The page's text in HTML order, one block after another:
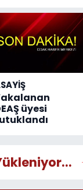
üyesi